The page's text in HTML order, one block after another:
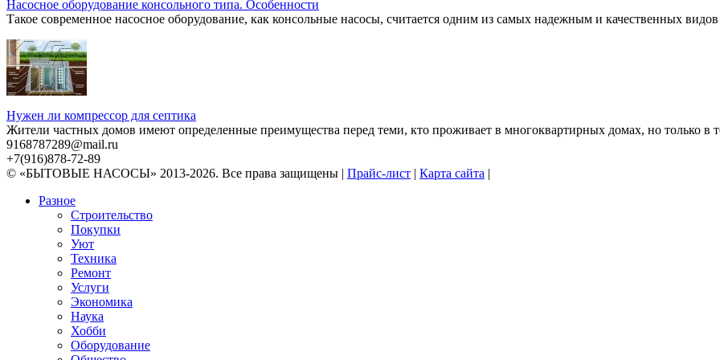
Насосное оборудование консольного типа. Особенности
Такое современное насосное оборудование, как консольные насосы, считается одним из самых надежным и качественных видов
Нужен ли компрессор для септика
Жители частных домов имеют определенные преимущества перед теми, кто проживает в многоквартирных домах, но только в
9168787289@mail.ru
+7(916)878-72-89
© «БЫТОВЫЕ НАСОСЫ» 2013-2026. Все права защищены | Прайс-лист | Карта сайта |
Разное
Строительство
Покупки
Уют
Техника
Ремонт
Услуги
Экономика
Наука
Хобби
Оборудование